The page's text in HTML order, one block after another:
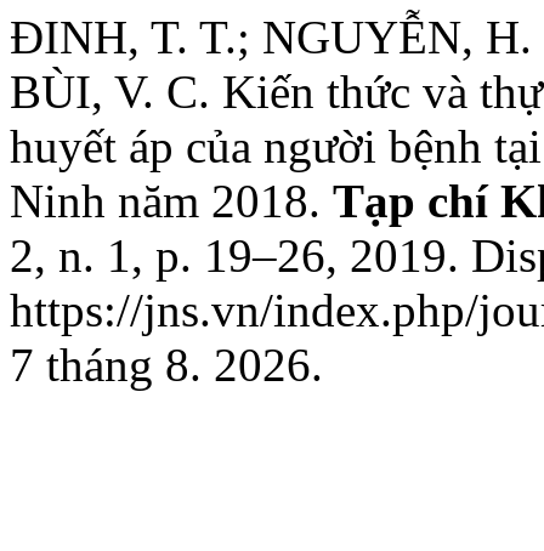
ĐINH, T. T.; NGUYỄN,
BÙI, V. C. Kiến thức và
huyết áp của người bệnh
Ninh năm 2018. Tạp chí
2, n. 1, p. 19–26, 2019.
https://jns.vn/index.php/
7 tháng 8. 2026.